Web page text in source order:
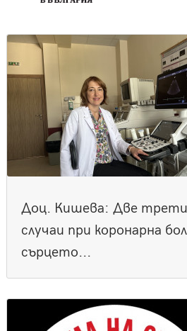
Доц. Кишева: Две
случаи при коронарна
сърцето...